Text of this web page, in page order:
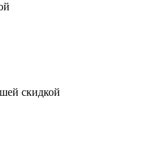
скидкой